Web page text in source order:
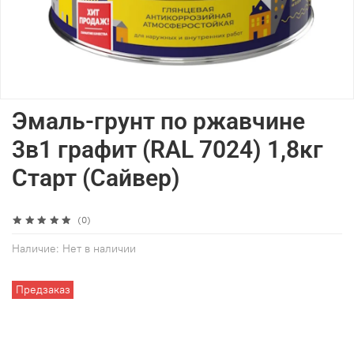
(0)
Наличие: Нет в наличии
Предзаказ
Эмаль-грунт по ржавчине
3в1 графит (RAL 7024) 1,8кг
Старт (Сайвер)